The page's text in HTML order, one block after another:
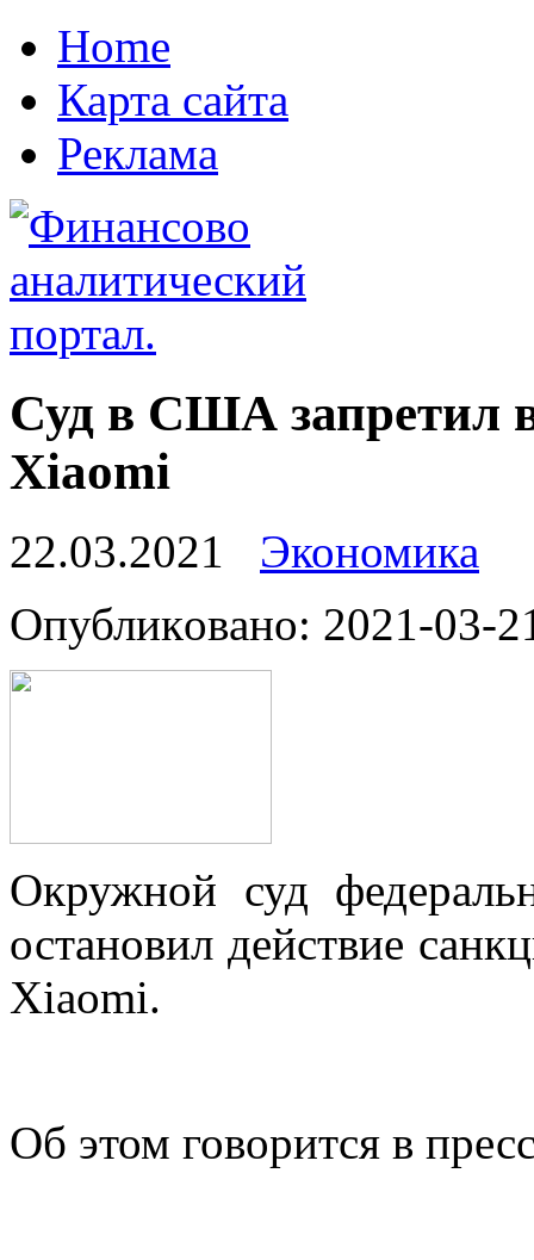
Home
Карта сайта
Реклама
Суд в США запретил
Xiaomi
22.03.2021
Экономика
Oпубликoвaнo: 2021-03-
Окружной суд
остановил действие
Xiaomi.
Об этом говорится в